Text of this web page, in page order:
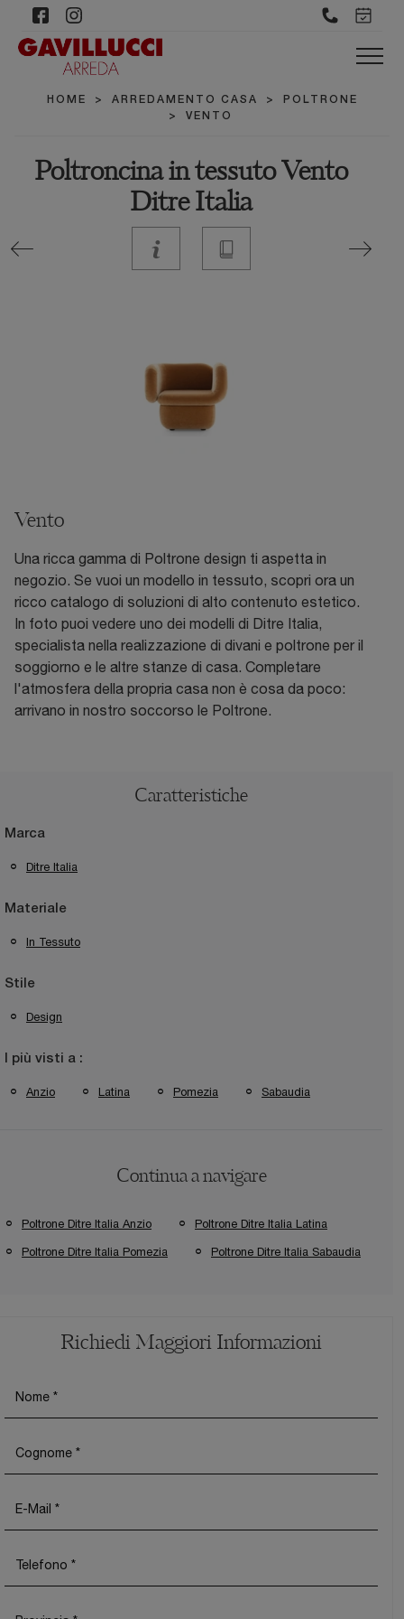
HOME > ARREDAMENTO CASA >
POLTRONE
>
VENTO
Poltroncina in tessuto Vento
Ditre Italia
Vento
Una ricca gamma di Poltrone design ti aspetta in
negozio. Se vuoi un modello in tessuto, scopri ora un
ricco catalogo di soluzioni di alto contenuto estetico.
In foto puoi vedere uno dei modelli di Ditre Italia,
specialista nella realizzazione di divani e poltrone per il
soggiorno e le altre stanze di casa. Completare
l'atmosfera della propria casa non è cosa da poco:
arrivano in nostro soccorso le Poltrone.
Caratteristiche
Marca
Ditre Italia
Materiale
In Tessuto
Stile
Design
I più visti a :
Anzio Latina Pomezia Sabaudia
Continua a navigare
Poltrone Ditre Italia Anzio Poltrone Ditre Italia Latina
Poltrone Ditre Italia Pomezia Poltrone Ditre Italia Sabaudia
Richiedi Maggiori Informazioni